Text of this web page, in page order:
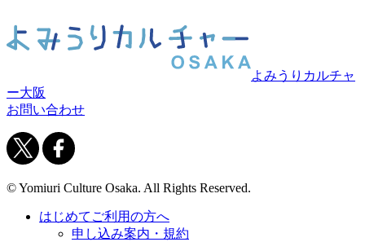
よみうりカルチャ
ー大阪
お問い合わせ
© Yomiuri Culture Osaka. All Rights Reserved.
はじめてご利用の方へ
申し込み案内・規約